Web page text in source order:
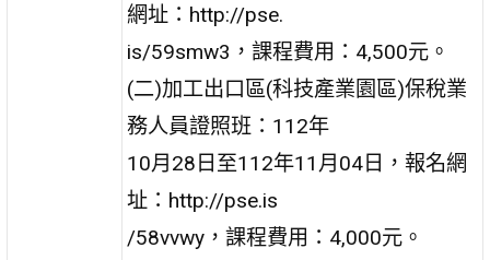
網址：http://pse.
is/59smw3，課程費用：4,500元。
(二)加工出口區(科技產業園區)保稅業
務人員證照班：112年
10月28日至112年11月04日，報名網
址：http://pse.is
/58vvwy，課程費用：4,000元。